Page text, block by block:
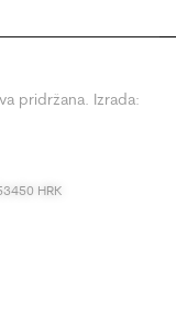
pridržana. Izrada:
HRK